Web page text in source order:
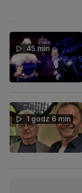
45 min
1 godz 6 min